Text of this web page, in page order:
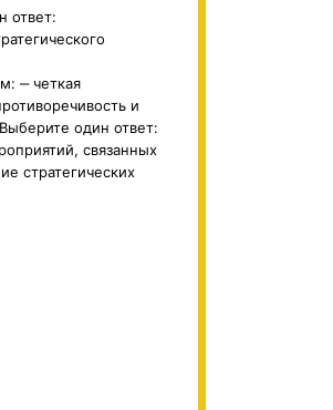
ответ:
‒ четкая
и
один ответ:
связанных
стратегических